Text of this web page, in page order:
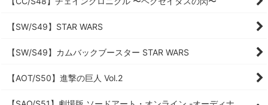
【SW/S49】STAR WARS
【SW/S49】カムバックブースター STAR WARS
【AOT/S50】進撃の巨人 Vol.2